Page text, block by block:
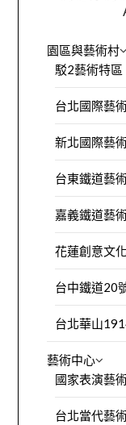
園區與藝術村
駁2藝術特區
台北國際藝
新北國際藝
台東鐵道藝
嘉義鐵道藝
花蓮創意文
台中鐵道20
台北華山
藝術中心
國家表演藝
台北當代藝